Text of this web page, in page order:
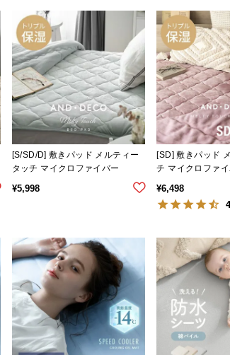
[S/SD/D] 敷きパッド メルティー
タッチ マイクロファイバー
¥5,998
[SD] 敷きパッド
チ マイクロファイ
¥6,498